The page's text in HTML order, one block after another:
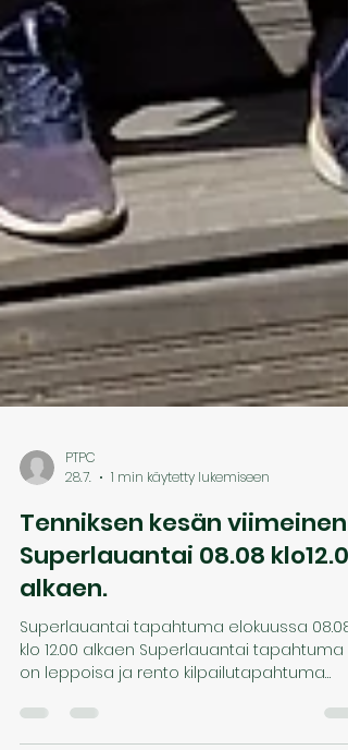
PTPC
1 min käytetty lukemiseen
Tenniksen kesän viimeinen
Superlauantai 08.08 klo12.00
alkaen.
klo 12.00 alkaen Superlauantai tapahtuma
on leppoisa ja rento kilpailutapahtuma